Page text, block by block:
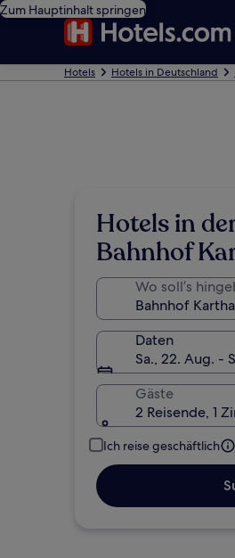
Zum Hauptinhalt springen
Hotels Hotels in Deutschland
Hotels in
Bahnhof
Wo soll’s
Daten
Sa., 22. Aug. -
Gäste
2 Reisende, 1
Ich reise geschäftlich